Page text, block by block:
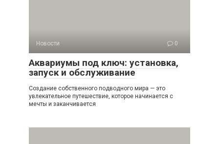
Новости 0
Аквариумы под ключ: установка,
запуск и обслуживание
Создание собственного подводного мира — это
увлекательное путешествие, которое начинается с
мечты и заканчивается